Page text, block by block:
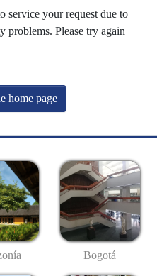
service your request due to
problems. Please try again
home page
Bogotá